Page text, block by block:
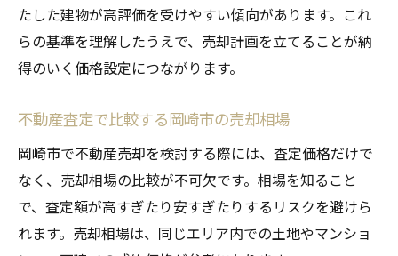
たした建物が高評価を受けやすい傾向があります。これ
らの基準を理解したうえで、売却計画を立てることが納
得のいく価格設定につながります。
不動産査定で比較する岡崎市の売却相場
岡崎市で不動産売却を検討する際には、査定価格だけで
なく、売却相場の比較が不可欠です。相場を知ること
で、査定額が高すぎたり安すぎたりするリスクを避けら
れます。売却相場は、同じエリア内での土地やマンショ